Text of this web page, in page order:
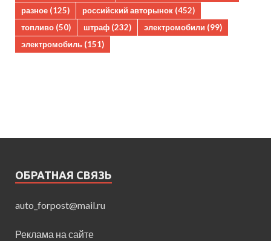
разное (125) российский авторынок (452)
топливо (50) штраф (232) электромобили (99)
электромобиль (151)
ОБРАТНАЯ СВЯЗЬ
auto_forpost@mail.ru
Реклама на сайте